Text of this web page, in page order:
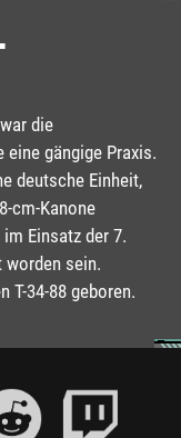
die
eine gängige Praxis.
deutsche Einheit,
cm-Kanone
Einsatz der 7.
worden sein.
T-34-88 geboren.